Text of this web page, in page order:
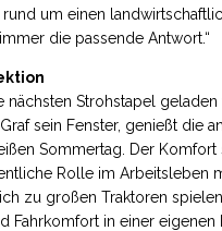
um einen
die passende Antwort.“
nächsten Strohstapel geladen
sein Fenster, genießt die
Sommertag. Der Komfort
Rolle im Arbeitsleben
zu großen Traktoren
Fahrkomfort in einer eigenen